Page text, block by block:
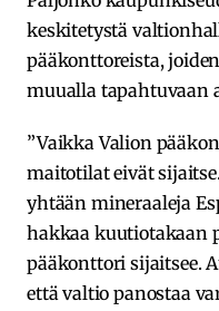
keskitetystä
pääkonttoreista,
muualla tapahtuvaan
”Vaikka Valion
maitotilat eivät
yhtään mineraaleja
hakkaa kuutiotakaan
pääkonttori sijaitsee.
että valtio panostaa